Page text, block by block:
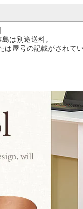
は別途送料。
は屋号の記載がされて